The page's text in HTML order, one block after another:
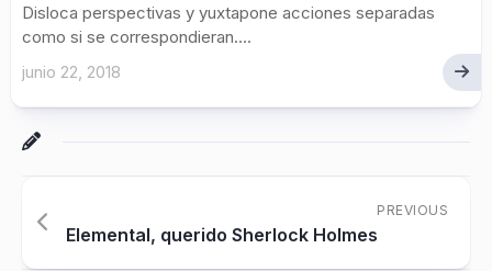
Disloca perspectivas y yuxtapone acciones separadas
como si se correspondieran....
junio 22, 2018
PREVIOUS
Elemental, querido Sherlock Holmes